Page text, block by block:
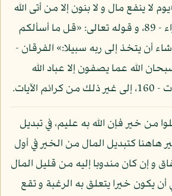
لا ينفع مال و لا بنون إلا من أتى الله
بقلب سليم:» الشعراء - 89، و قوله تعالى: «قل ما أسألكم
أن يتخذ إلى ربه سبيلا:» الفرقان -
الله عما يصفون إلا عباد الله
من خير فإن الله به عليم، في تبديل
هاهنا كتبديل المال من الخير في أول
و إن كان مندوبا إليه من قليل المال
أن يكون خيرا يتعلق به الرغبة و تقع